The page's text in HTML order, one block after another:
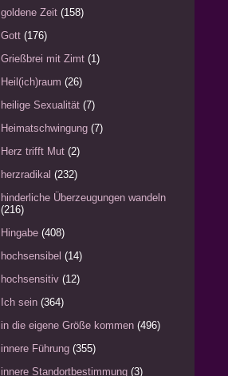
goldene Zeit (158)
Gott (176)
Grießbrei mit Zimt (1)
Heil(ich)raum (26)
heilige Sexualität (7)
Heimatschwingung (7)
Herz trifft Mut (2)
herzradikal (232)
hinderliche Überzeugungen wandeln
(216)
Hingabe (408)
hochsensibel (14)
hochsensitiv (12)
Ich sein (364)
in die eigene Größe kommen (496)
innere Führung (355)
innere Standortbestimmung (3)